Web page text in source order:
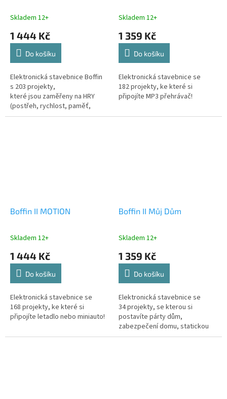
Skladem 12+
1 444 Kč
Do košíku
Elektronická stavebnice Boffin
s 203 projekty,
které jsou zaměřeny na HRY
(postřeh, rychlost, paměť,
přesnost).
Skladem 12+
1 359 Kč
Do košíku
Elektronická stavebnice se
182 projekty, ke které si
připojíte MP3 přehrávač!
Boffin II MOTION
Skladem 12+
1 444 Kč
Do košíku
Elektronická stavebnice se
168 projekty, ke které si
připojíte letadlo nebo miniauto!
Boffin II Můj Dům
Skladem 12+
1 359 Kč
Do košíku
Elektronická stavebnice se
34 projekty, se kterou si
postavíte párty dům,
zabezpečení domu, statickou
elektřinu a další projekty